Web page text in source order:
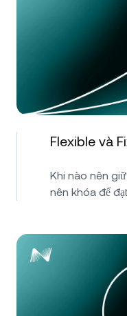
Flexible và
Khi nào nên
nên khóa để